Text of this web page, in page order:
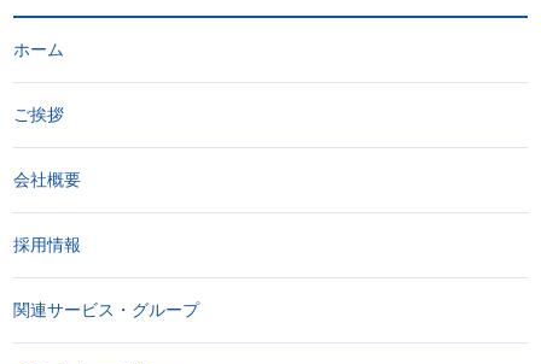
ホーム
ご挨拶
会社概要
採用情報
関連サービス・グループ